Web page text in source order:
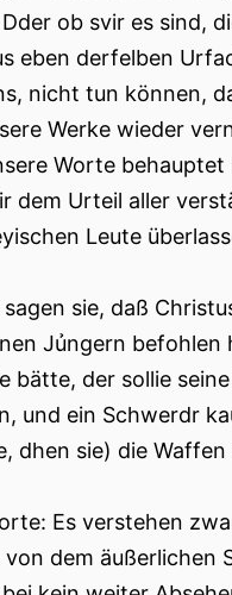
ob svir es sind,
eben derfelben
nicht tun können,
Werke wieder
Worte behauptet
dem Urteil aller
Leute
sie, daß
Jủngern befohlen
bätte, der sollie
und ein Schwerdr
dhen sie) die Waffen
Es verstehen
dem äußerlichen